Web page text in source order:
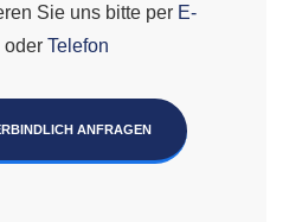
Sie uns bitte per E-
oder Telefon
ANFRAGEN